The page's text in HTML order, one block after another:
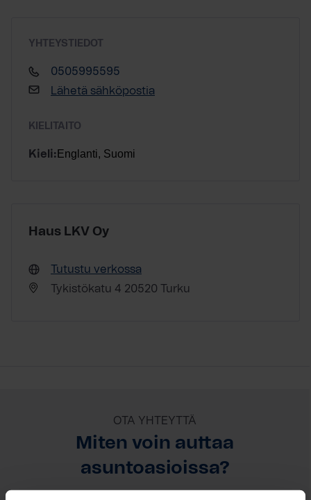
YHTEYSTIEDOT
0505995595
Lähetä sähköpostia
KIELITAITO
Kieli: Englanti, Suomi
Haus LKV Oy
Tutustu verkossa
Tykistökatu 4 20520 Turku
OTA YHTEYTTÄ
Miten voin auttaa
asuntoasioissa?